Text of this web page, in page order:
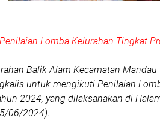
Lomba Kelurahan Tingkat
Balik Alam Kecamatan
untuk mengikuti Penilaian
2024, yang dilaksanakan di
06/2024).